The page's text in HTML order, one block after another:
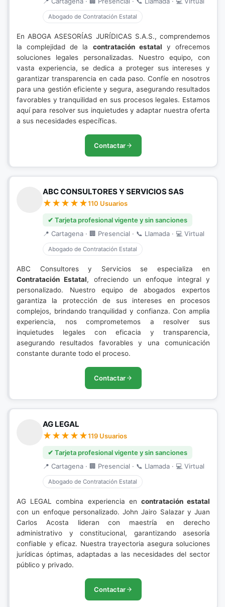
Abogado de Contratación Estatal
En ABOGA ASESORÍAS JURÍDICAS S.A.S., comprendemos
la complejidad de la contratación estatal y ofrecemos
soluciones legales personalizadas. Nuestro equipo, con
vasta experiencia, se dedica a proteger sus intereses y
garantizar transparencia en cada paso. Confíe en nosotros
para una gestión eficiente y segura, asegurando resultados
favorables y tranquilidad en sus procesos legales. Estamos
aquí para resolver sus inquietudes y adaptar nuestra oferta
a sus necesidades específicas.
Contactar
ABC CONSULTORES Y SERVICIOS SAS
110 Usuarios
✔ Tarjeta profesional vigente y sin sanciones
📍 Cartagena · 🏢 Presencial · 📞 Llamada · 💻 Virtual
Abogado de Contratación Estatal
ABC Consultores y Servicios se especializa en
Contratación Estatal, ofreciendo un enfoque integral y
personalizado. Nuestro equipo de abogados expertos
garantiza la protección de sus intereses en procesos
complejos, brindando tranquilidad y confianza. Con amplia
experiencia, nos comprometemos a resolver sus
inquietudes legales con eficacia y transparencia,
asegurando resultados favorables y una comunicación
constante durante todo el proceso.
Contactar
AG LEGAL
119 Usuarios
✔ Tarjeta profesional vigente y sin sanciones
📍 Cartagena · 🏢 Presencial · 📞 Llamada · 💻 Virtual
Abogado de Contratación Estatal
AG LEGAL combina experiencia en contratación estatal
con un enfoque personalizado. John Jairo Salazar y Juan
Carlos Acosta lideran con maestría en derecho
administrativo y constitucional, garantizando asesoría
confiable y eficaz. Nuestra trayectoria asegura soluciones
jurídicas óptimas, adaptadas a las necesidades del sector
público y privado.
Contactar